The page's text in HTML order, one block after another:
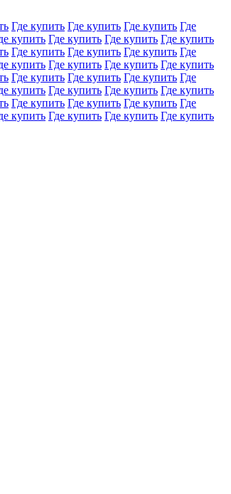
Где купить Где купить Где купить Где
купить Где купить Где купить Где купить
Где купить Где купить Где купить Где
купить Где купить Где купить Где купить
Где купить Где купить Где купить Где
купить Где купить Где купить Где купить
Где купить Где купить Где купить Где
купить Где купить Где купить Где купить